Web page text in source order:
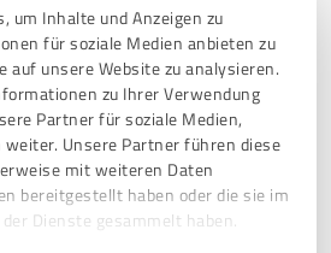
um Inhalte und Anzeigen zu
für soziale Medien anbieten zu
auf unsere Website zu analysieren.
zu Ihrer Verwendung
Partner für soziale Medien,
weiter. Unsere Partner führen diese
mit weiteren Daten
bereitgestellt haben oder die sie im
Dienste gesammelt haben.
Empfehlung
hat einen super Job gemacht. Wir
über die Verlegung - auch bei